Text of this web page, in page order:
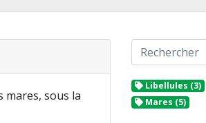
sous la
Libellules (3)
Mares (5)